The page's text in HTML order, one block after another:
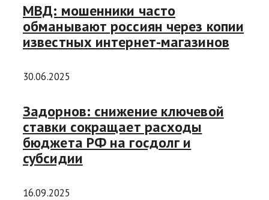
МВД: мошенники часто
обманывают россиян через копии
известных интернет-магазинов
30.06.2025
Задорнов: снижение ключевой
ставки сокращает расходы
бюджета РФ на госдолг и
субсидии
16.09.2025